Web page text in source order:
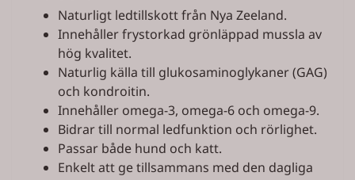
Naturligt ledtillskott från Nya Zeeland.
Innehåller frystorkad grönläppad mussla av
hög kvalitet.
Naturlig källa till glukosaminoglykaner (GAG)
och kondroitin.
Innehåller omega-3, omega-6 och omega-9.
Bidrar till normal ledfunktion och rörlighet.
Passar både hund och katt.
Enkelt att ge tillsammans med den dagliga